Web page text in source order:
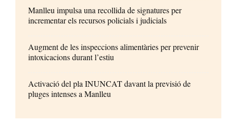
Manlleu impulsa una recollida de signatures per
incrementar els recursos policials i judicials
Augment de les inspeccions alimentàries per prevenir
intoxicacions durant l’estiu
Activació del pla INUNCAT davant la previsió de
pluges intenses a Manlleu